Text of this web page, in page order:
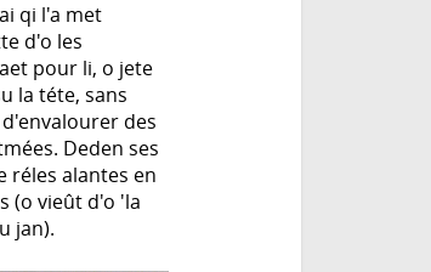
qi l'a met
d'o les
pour li, o jete
la téte, sans
des
Deden ses
réles alantes en
(o vieût d'o 'la
jan).